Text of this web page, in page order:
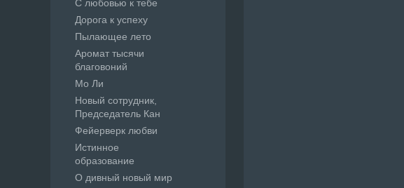
С любовью к тебе
Дорога к успеху
Пылающее лето
Аромат тысячи
благовоний
Мо Ли
Новый сотрудник,
Председатель Кан
Фейерверк любви
Истинное
образование
О дивный новый мир